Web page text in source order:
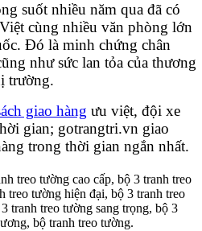
suốt nhiều năm qua đã có
cùng nhiều văn phòng lớn
Đó là minh chứng chân
như sức lan tỏa của thương
trường.
giao hàng ưu việt, đội xe
gian; gotrangtri.vn giao
trong thời gian ngắn nhất.
treo tường cao cấp, bộ 3 tranh treo
treo tường hiện đại, bộ 3 tranh treo
tranh treo tường sang trọng, bộ 3
bộ tranh treo tường.